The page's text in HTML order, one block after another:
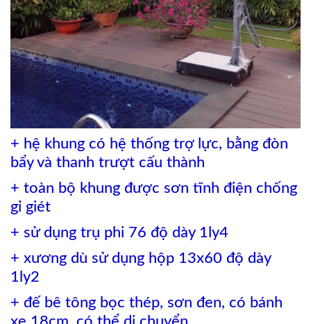
+ hệ khung có hệ thống trợ lực, bằng đòn
bẩy và thanh trượt cấu thành
+ toàn bộ khung được sơn tĩnh điện chống
gỉ giét
+ sử dụng trụ phi 76 độ dày 1ly4
+ xương dù sử dụng hộp 13x60 độ dày
1ly2
+ đế bê tông bọc thép, sơn đen, có bánh